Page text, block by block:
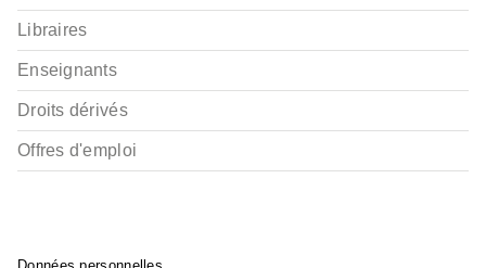
Libraires
Enseignants
Droits dérivés
Offres d'emploi